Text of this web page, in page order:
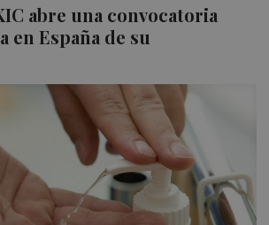
abre una convocatoria
España de su